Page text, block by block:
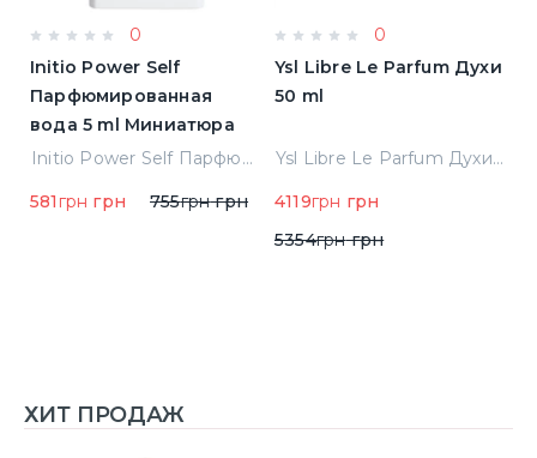
0
Initio Power Self
Парфюмированная
вода 5 ml Миниатюра
Initio Power Self Парфюмированная вода 5 ml Миниатюра
581 грн грн 755грнгрн
0
Ysl Libre Le Parfum Духи
50 ml
Ysl Libre Le Parfum Духи 50 ml
4119грн грн
5354грнгрн
ХИТ ПРОДАЖ